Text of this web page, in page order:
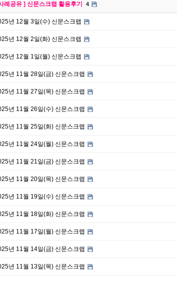
례공유 ] 신문스크랩 활용후기 4
년 12월 3일(수) 신문스크랩
년 12월 2일(화) 신문스크랩
년 12월 1일(월) 신문스크랩
년 11월 28일(금) 신문스크랩
년 11월 27일(목) 신문스크랩
년 11월 26일(수) 신문스크랩
년 11월 25일(화) 신문스크랩
년 11월 24일(월) 신문스크랩
년 11월 21일(금) 신문스크랩
년 11월 20일(목) 신문스크랩
년 11월 19일(수) 신문스크랩
년 11월 18일(화) 신문스크랩
년 11월 17일(월) 신문스크랩
년 11월 14일(금) 신문스크랩
년 11월 13일(목) 신문스크랩